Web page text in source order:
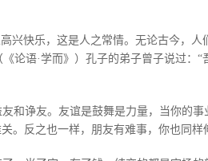
兴快乐，这是人之常情。无论古今，
论语·学而》）孔子的弟子曾子说过：
和诤友。友谊是鼓舞是力量，当你的
反之也一样，朋友有难事，你也同样